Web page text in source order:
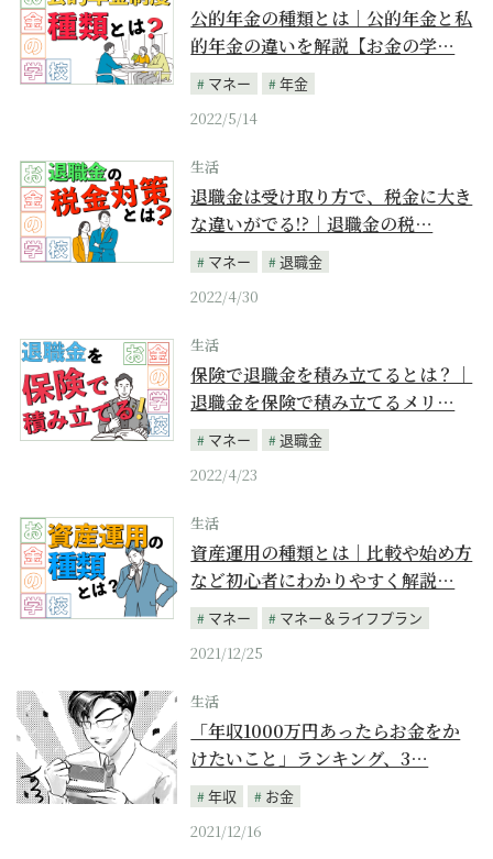
公的年金の種類とは｜公的年金と私
的年金の違いを解説【お金の学…
マネー
年金
2022/5/14
生活
退職金は受け取り方で、税金に大き
な違いがでる!?｜退職金の税…
マネー
退職金
2022/4/30
生活
保険で退職金を積み立てるとは？｜
退職金を保険で積み立てるメリ…
マネー
退職金
2022/4/23
生活
資産運用の種類とは｜比較や始め方
など初心者にわかりやすく解説…
マネー
マネー＆ライフプラン
2021/12/25
生活
「年収1000万円あったらお金をか
けたいこと」ランキング、3…
年収
お金
2021/12/16